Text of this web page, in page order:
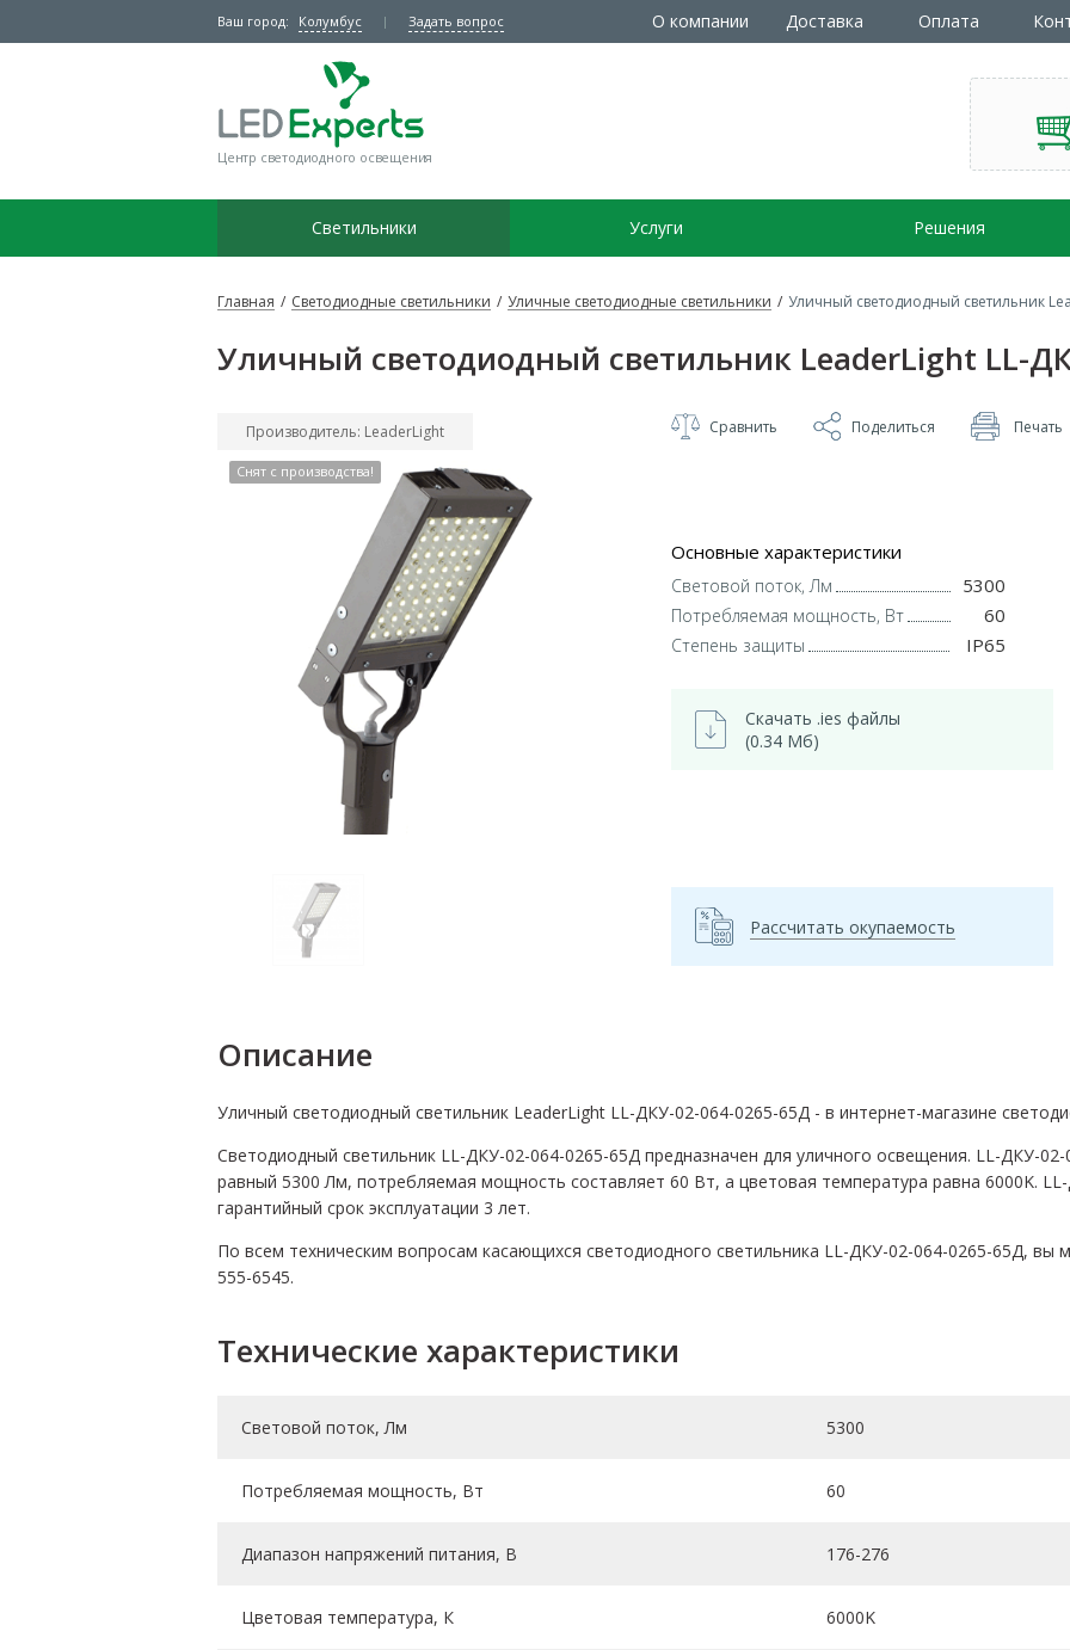
Ваш город: Колумбус Задать вопрос О компании Доставка Оплата
Центр светодиодного освещения
Светильники Услуги Решения
Главная / Светодиодные светильники / Уличные светодиодные светильники / Уличный светодиодный светильник
Уличный светодиодный светильник LeaderLight LL-
Производитель: LeaderLight
Снят с производства!
Сравнить Поделиться Печать
Основные характеристики
Световой поток, Лм 5300
Потребляемая мощность, Вт 60
Степень защиты IP65
Скачать .ies файлы
(0.34 Мб)
Рассчитать окупаемость
Описание
Уличный светодиодный светильник LeaderLight LL-ДКУ-02-064-0265-65Д - в интернет-магазине
Светодиодный светильник LL-ДКУ-02-064-0265-65Д предназначен для уличного освещения. LL-ДКУ-
равный 5300 Лм, потребляемая мощность составляет 60 Вт, а цветовая температура равна 6000K.
гарантийный срок эксплуатации 3 лет.
По всем техническим вопросам касающихся светодиодного светильника LL-ДКУ-02-064-0265-65Д, вы
555-6545.
Технические характеристики
Световой поток, Лм 5300
Потребляемая мощность, Вт 60
Диапазон напряжений питания, В 176-276
Цветовая температура, К 6000K